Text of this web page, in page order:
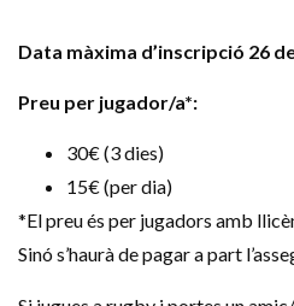
Data màxima d’inscripció 26
Preu per jugador/a*:
30€ (3 dies)
15€ (per dia)
*El preu és per jugadors amb
Sinó s’haurà de pagar a part